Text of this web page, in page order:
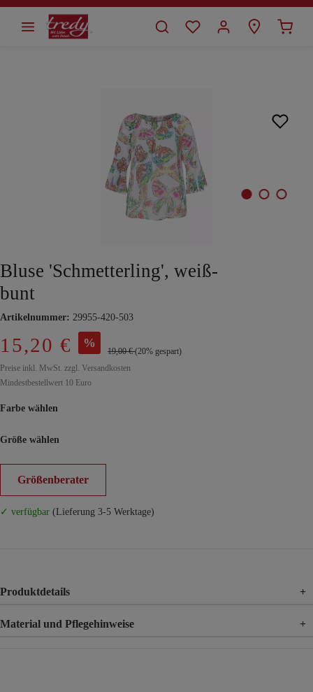
springen
Bluse 'Schmetterling', weiß-
bunt
Artikelnummer: 29955-420-503
15,20 € %
19,00 €(20% gespart)
Preise inkl. MwSt. zzgl. Versandkosten
Mindestbestellwert 10 Euro
Farbe wählen
Größe wählen
Größenberater
✓ verfügbar (Lieferung 3-5 Werktage)
Produktdetails +
Material und Pflegehinweise +